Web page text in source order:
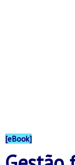
[eBook]